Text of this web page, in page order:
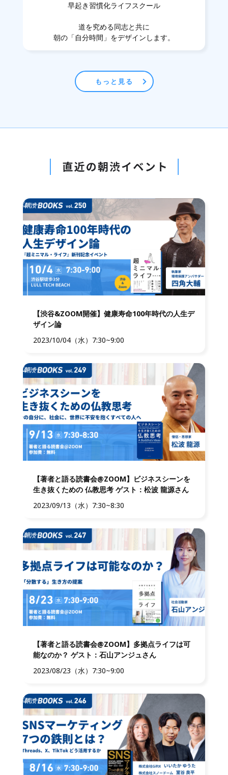
早起き習慣化ライフスクール
道を究める同志と共に
朝の「自分時間」をデザインします。
もっと見る
【渋谷&ZOOM開催】健康寿命100年時代の人生デ
ザイン論
2023/10/04（水）7:30~9:00
【著者と語る読書会@ZOOM】ビジネスシーンを
生き抜くための 仏教思考 ゲスト：松波 龍源さん
2023/09/13（水）7:30~8:30
【著者と語る読書会@ZOOM】多拠点ライフは可
能なのか？ ゲスト：石山アンジュさん
2023/08/23（水）7:30~9:00